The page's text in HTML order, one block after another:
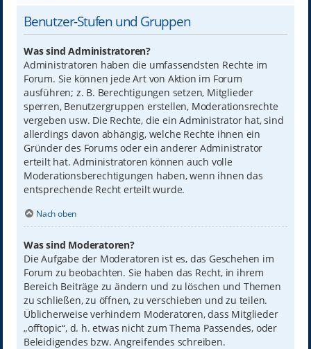
Benutzer-Stufen und Gruppen
Was sind Administratoren?
Administratoren haben die umfassendsten Rechte im
Forum. Sie können jede Art von Aktion im Forum
ausführen; z. B. Berechtigungen setzen, Mitglieder
sperren, Benutzergruppen erstellen, Moderationsrechte
vergeben usw. Die Rechte, die ein Administrator hat, sind
allerdings davon abhängig, welche Rechte ihnen ein
Gründer des Forums oder ein anderer Administrator
erteilt hat. Administratoren können auch volle
Moderationsberechtigungen haben, wenn ihnen das
entsprechende Recht erteilt wurde.
Nach oben
Was sind Moderatoren?
Die Aufgabe der Moderatoren ist es, das Geschehen im
Forum zu beobachten. Sie haben das Recht, in ihrem
Bereich Beiträge zu ändern und zu löschen und Themen
zu schließen, zu öffnen, zu verschieben und zu teilen.
Üblicherweise verhindern Moderatoren, dass Mitglieder
„offtopic“, d. h. etwas nicht zum Thema Passendes, oder
Beleidigendes bzw. Angreifendes schreiben.